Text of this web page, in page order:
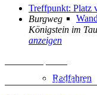
Radfahren
Treffpunkt: Platz
Burgweg
Königstein im
anzeigen
Erforderlichen Service